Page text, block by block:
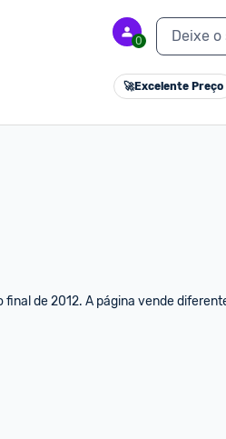
0 Deixe
🚀Excelente Preço
de 2012. A página vende